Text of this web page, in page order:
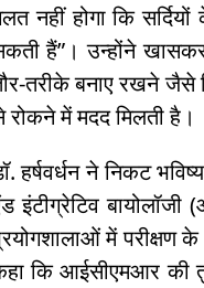
नहीं होगा कि
हैं”। उन्होंने
तरीके बनाए रखने जैसे
रोकने में मदद मिलती है।
हर्षवर्धन ने निकट
इंटीग्रेटिव
में परीक्षण
कि आईसीएमआर की